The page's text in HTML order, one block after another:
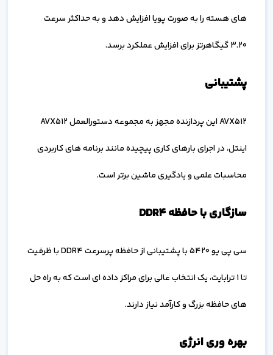
های هسته را به صورت پویا افزایش دهد و به حداکثر سرعت
3.20 گیگاهرتز برای افزایش عملکرد برسد.
پشتیبانی
AVX512 این پردازنده مجهز به مجموعه دستورالعمل AVX512
اینتل، در اجرای بارهای کاری پیچیده مانند برنامه های کاربردی
محاسبات علمی و یادگیری ماشین برتر است.
سازگاری با حافظه DDR4
سی پی یو 5420 با پشتیبانی از حافظه پرسرعت DDR4 با ظرفیت
تا 1 ترابایت، یک انتخاب عالی برای مراکز داده ای است که به راه حل
های حافظه بزرگ و کارآمد نیاز دارند.
بهره وری انرژی